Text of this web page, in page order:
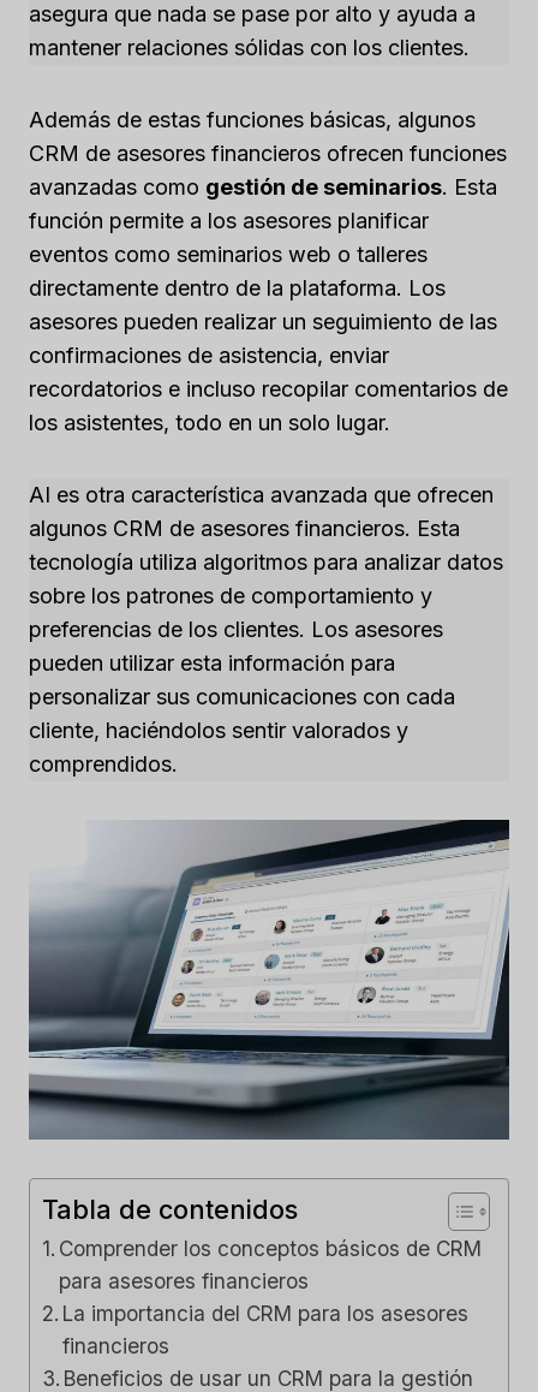
asegura que nada se pase por alto y ayuda a
mantener relaciones sólidas con los clientes.
Además de estas funciones básicas, algunos
CRM de asesores financieros ofrecen funciones
avanzadas como gestión de seminarios. Esta
función permite a los asesores planificar
eventos como seminarios web o talleres
directamente dentro de la plataforma. Los
asesores pueden realizar un seguimiento de las
confirmaciones de asistencia, enviar
recordatorios e incluso recopilar comentarios de
los asistentes, todo en un solo lugar.
AI es otra característica avanzada que ofrecen
algunos CRM de asesores financieros. Esta
tecnología utiliza algoritmos para analizar datos
sobre los patrones de comportamiento y
preferencias de los clientes. Los asesores
pueden utilizar esta información para
personalizar sus comunicaciones con cada
cliente, haciéndolos sentir valorados y
comprendidos.
Tabla de contenidos
Comprender los conceptos básicos de CRM
para asesores financieros
La importancia del CRM para los asesores
financieros
Beneficios de usar un CRM para la gestión